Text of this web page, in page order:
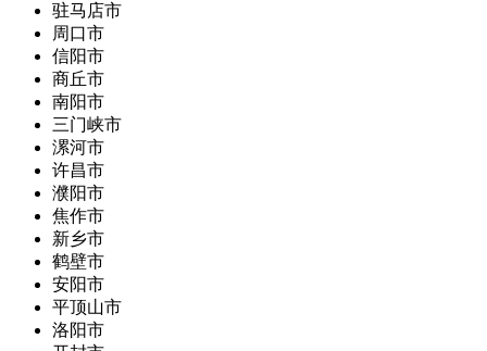
驻马店市
周口市
信阳市
商丘市
南阳市
三门峡市
漯河市
许昌市
濮阳市
焦作市
新乡市
鹤壁市
安阳市
平顶山市
洛阳市